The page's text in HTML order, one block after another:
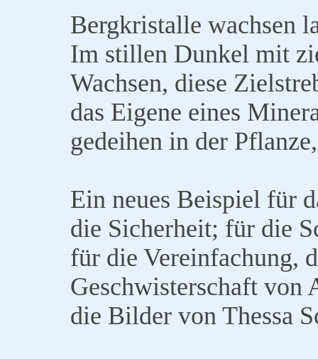
Bergkristalle wachsen
Im stillen Dunkel mit
Wachsen, diese
das Eigene eines
gedeihen in der
Ein neues Beispiel für
die Sicherheit; für die
für die Vereinfachung,
Geschwisterschaft von
die Bilder von Thessa